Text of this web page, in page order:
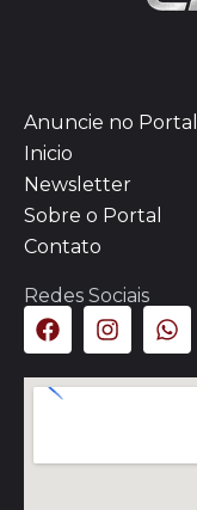
Anuncie no Portal
Inicio
Newsletter
Sobre o Portal
Contato
Redes Sociais